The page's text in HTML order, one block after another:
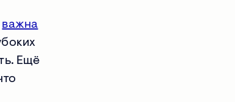
важна
Ещё